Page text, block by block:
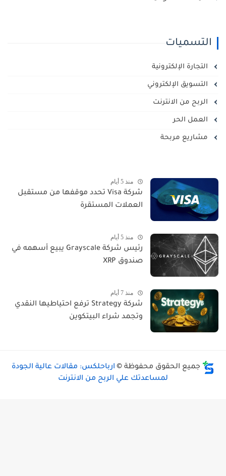
التسميات
التجارة الإلكترونية
التسويق الإلكتروني
الربح من الانترنت
العمل الحر
مشاريع مربحة
منذ 5 أيام
شركة Visa تحدد موقفها من مستقبل
العملات المستقرة
منذ 5 أيام
رئيس شركة Grayscale يبيع أسهمه في
صندوق XRP
منذ 7 أيام
شركة Strategy ترفع احتياطيها النقدي
وتجمد شراء البيتكوين
جميع الحقوق محفوظة © ارباحلكس: مقالات عالية الجودة
لمساعدتك علي الربح من الانترنت